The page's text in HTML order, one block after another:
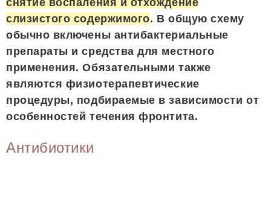
слизистого содержимого. В общую схему
обычно включены антибактериальные
препараты и средства для местного
применения. Обязательными также
являются физиотерапевтические
процедуры, подбираемые в зависимости от
особенностей течения фронтита.
Антибиотики